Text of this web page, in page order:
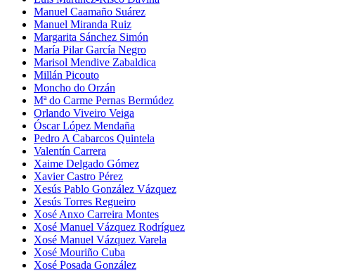
Manuel Caamaño Suárez
Manuel Miranda Ruiz
Margarita Sánchez Simón
María Pilar García Negro
Marisol Mendive Zabaldica
Millán Picouto
Moncho do Orzán
Mª do Carme Pernas Bermúdez
Orlando Viveiro Veiga
Óscar López Mendaña
Pedro A Cabarcos Quintela
Valentín Carrera
Xaime Delgado Gómez
Xavier Castro Pérez
Xesús Pablo González Vázquez
Xesús Torres Regueiro
Xosé Anxo Carreira Montes
Xosé Manuel Vázquez Rodríguez
Xosé Manuel Vázquez Varela
Xosé Mouriño Cuba
Xosé Posada González